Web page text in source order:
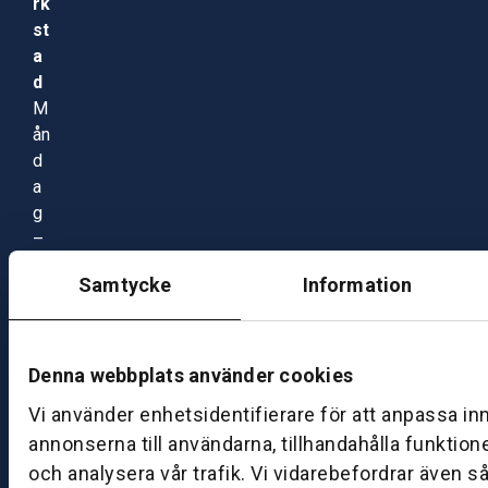
Samtycke Information
Denna webbplats använder cookies
Vi använder enhetsidentifierare för att anpassa
annonserna till användarna, tillhandahålla
och analysera vår trafik. Vi vidarebefordrar även
st
a
d
M
ån
d
a
g
–
d
g:
8:
0
0